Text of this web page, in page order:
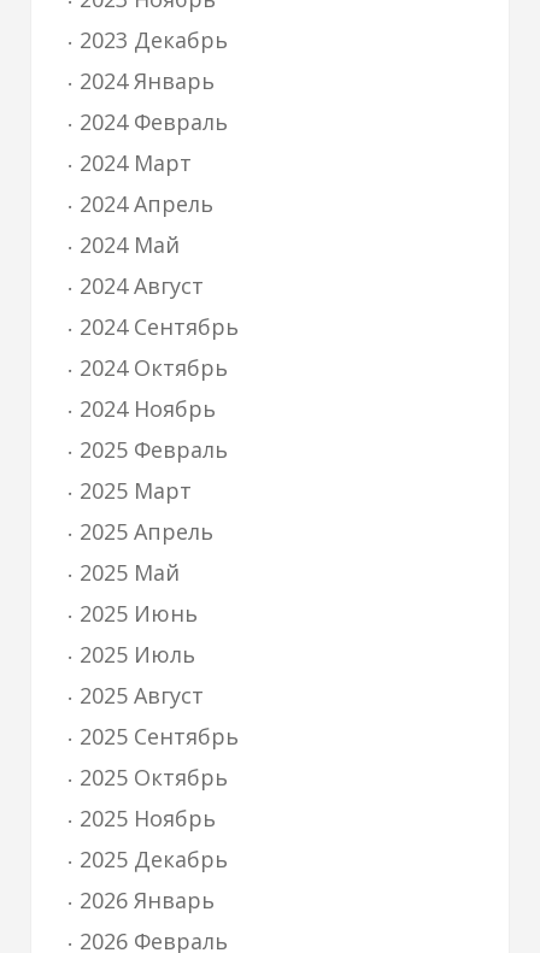
2023 Декабрь
2024 Январь
2024 Февраль
2024 Март
2024 Апрель
2024 Май
2024 Август
2024 Сентябрь
2024 Октябрь
2024 Ноябрь
2025 Февраль
2025 Март
2025 Апрель
2025 Май
2025 Июнь
2025 Июль
2025 Август
2025 Сентябрь
2025 Октябрь
2025 Ноябрь
2025 Декабрь
2026 Январь
2026 Февраль